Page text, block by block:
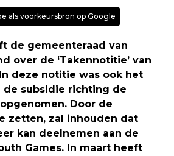
als voorkeursbron op Google
de gemeenteraad van
over de ‘Takennotitie’ van
deze notitie was ook het
de subsidie richting de
Door de
zetten, zal inhouden dat
kan deelnemen aan de
Games. In maart heeft